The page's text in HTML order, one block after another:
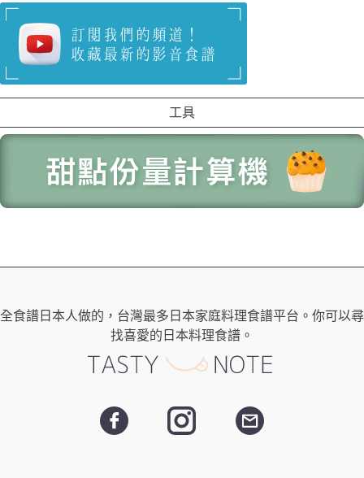
工具
全食譜日本人做的，台灣最多日本家庭料理食譜平台。你可以尋
找喜愛的日本料理食譜。